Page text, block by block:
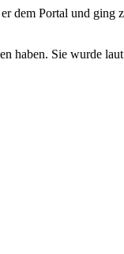
dem Portal und ging
haben. Sie wurde